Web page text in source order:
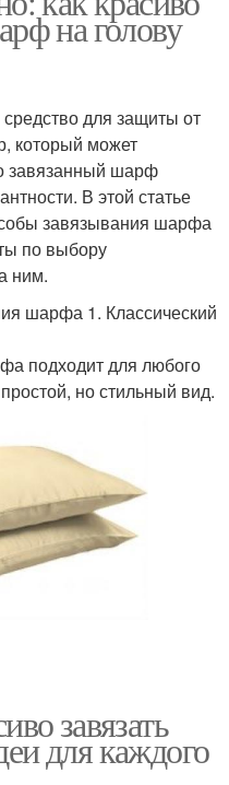
на голову
для защиты от
который может
завязанный шарф
В этой статье
завязывания шарфа
по выбору
ним.
шарфа 1. Классический
подходит для любого
но стильный вид.
завязать
для каждого